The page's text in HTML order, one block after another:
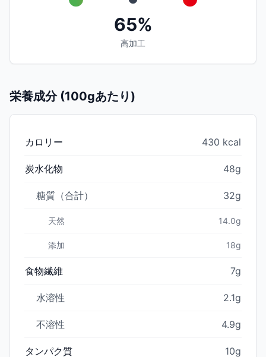
65%
高加工
栄養成分 (100gあたり)
カロリー 430 kcal
炭水化物 48g
糖質（合計） 32g
天然 14.0g
添加 18g
食物繊維 7g
水溶性 2.1g
不溶性 4.9g
タンパク質 10g